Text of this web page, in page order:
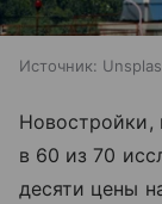
Источник:
в 60 из 70
десяти цены